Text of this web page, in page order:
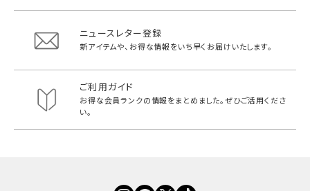
ニュースレター登録
新アイテムや、お得な情報をいち早く お届けいたします。
ご利用ガイド
お得な会員ランクの情報をまとめました。ぜひご活用くださ
い。